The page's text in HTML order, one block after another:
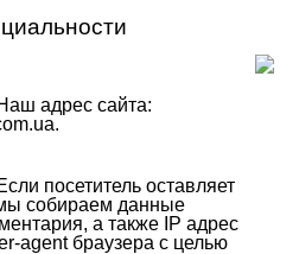
адрес сайта:
посетитель оставляет
собираем данные
а также IP адрес
agent браузера с целью